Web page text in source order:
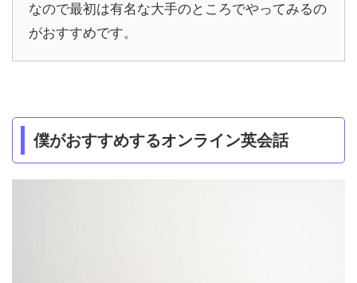
なので最初は有名な大手のところでやってみるの
がおすすめです。
僕がおすすめするオンライン英会話